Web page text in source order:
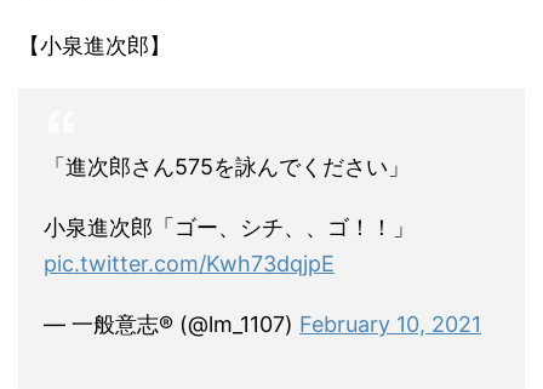
【小泉進次郎】
「進次郎さん575を詠んでください」
小泉進次郎「ゴー、シチ、、ゴ！！」
pic.twitter.com/Kwh73dqjpE
— 一般意志®︎ (@lm_1107) February 10, 2021